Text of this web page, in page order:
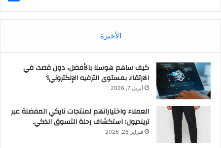
الأخيرة
كيف ساهم هوسنا بالأفضل، دون قصد، في
الارتقاء بمستوى الترفيه الإلكتروني؟
أبريل 7, 2026
العملاء واختياراتهم لمنتجات نايكي المفضلة عبر
ترينديول: استكشاف رحلة التسوق الذكي.
فبراير 28, 2026